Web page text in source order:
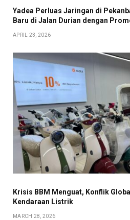
Yadea Perluas Jaringan di
Baru di Jalan Durian dengan
APRIL 23, 2026
Krisis BBM Menguat, Konflik
Kendaraan Listrik
MARCH 28, 2026